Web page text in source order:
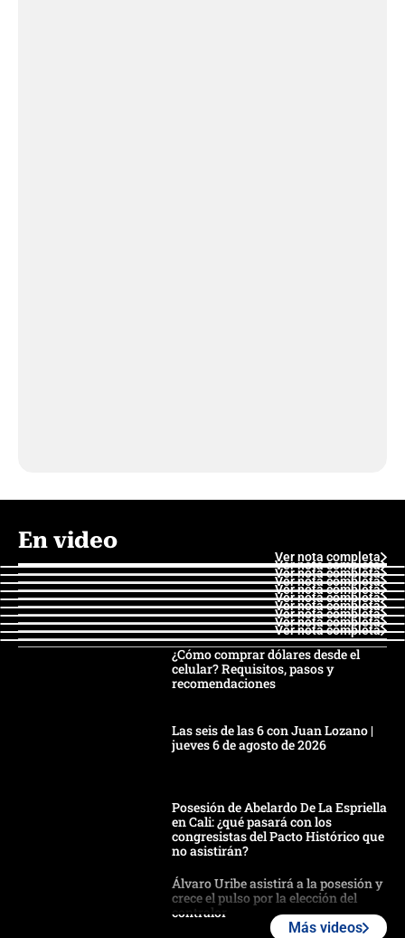
En video
Ver nota completa
Ver nota completa
Ver nota completa
Ver nota completa
Ver nota completa
Ver nota completa
Ver nota completa
Ver nota completa
Ver nota completa
Ver nota completa
¿Cómo comprar dólares desde el
celular? Requisitos, pasos y
recomendaciones
Las seis de las 6 con Juan Lozano |
jueves 6 de agosto de 2026
Posesión de Abelardo De La Espriella
en Cali: ¿qué pasará con los
congresistas del Pacto Histórico que
no asistirán?
Álvaro Uribe asistirá a la posesión y
crece el pulso por la elección del
contralor
Más videos